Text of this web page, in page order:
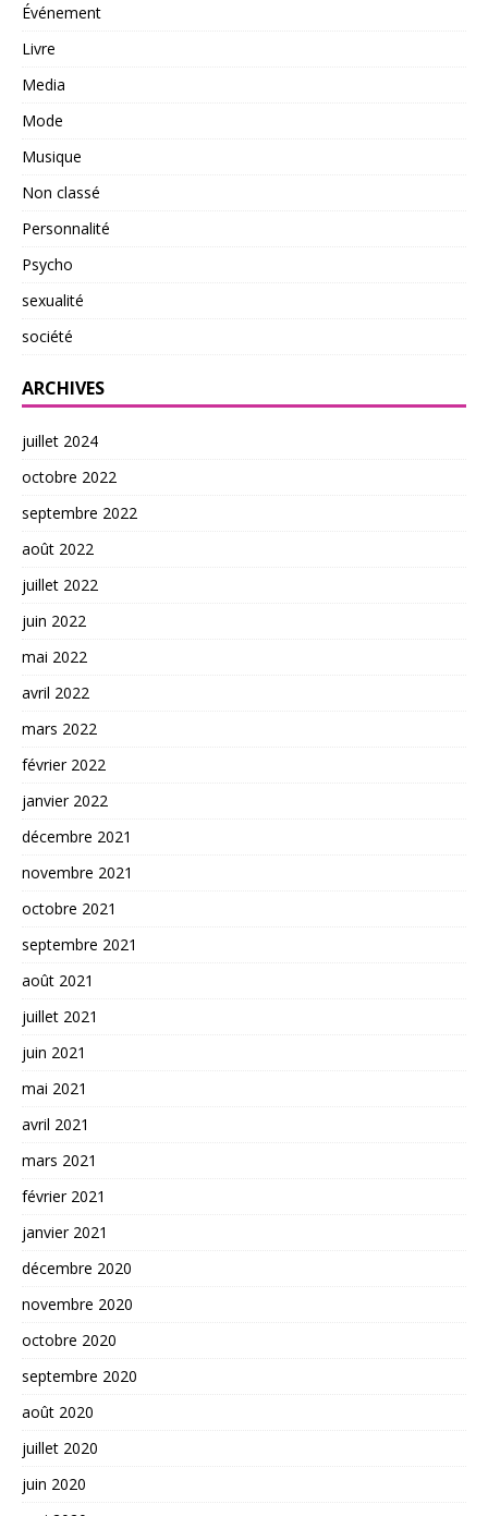
Événement
Livre
Media
Mode
Musique
Non classé
Personnalité
Psycho
sexualité
société
ARCHIVES
juillet 2024
octobre 2022
septembre 2022
août 2022
juillet 2022
juin 2022
mai 2022
avril 2022
mars 2022
février 2022
janvier 2022
décembre 2021
novembre 2021
octobre 2021
septembre 2021
août 2021
juillet 2021
juin 2021
mai 2021
avril 2021
mars 2021
février 2021
janvier 2021
décembre 2020
novembre 2020
octobre 2020
septembre 2020
août 2020
juillet 2020
juin 2020